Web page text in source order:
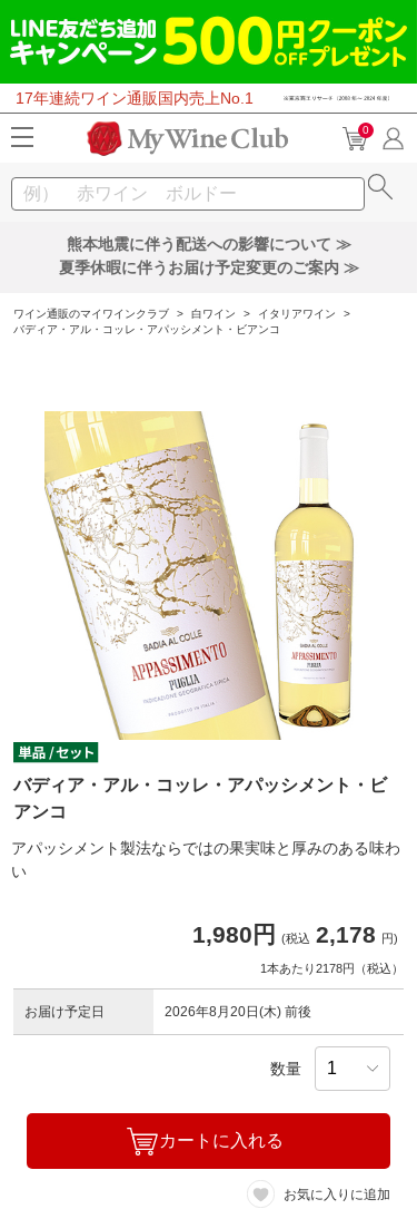
17年連続ワイン通販国内売上No.1
0
熊本地震に伴う配送への影響について ≫
夏季休暇に伴うお届け予定変更のご案内 ≫
ワイン通販のマイワインクラブ > 白ワイン > イタリアワイン
>
バディア・アル・コッレ・アパッシメント・ビアンコ
バディア・アル・コッレ・アパッシメント・ビ
アンコ
アパッシメント製法ならではの果実味と厚みのある味わ
い
1,980円 (税込 2,178 円)
1本あたり2178円（税込）
お届け予定日 2026年8月20日(木) 前後
数量
カートに入れる
お気に入りに追加